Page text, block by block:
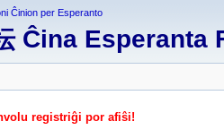
Ĉinion per Esperanto
Ĉina Esperanta
registriĝi por afiŝi!